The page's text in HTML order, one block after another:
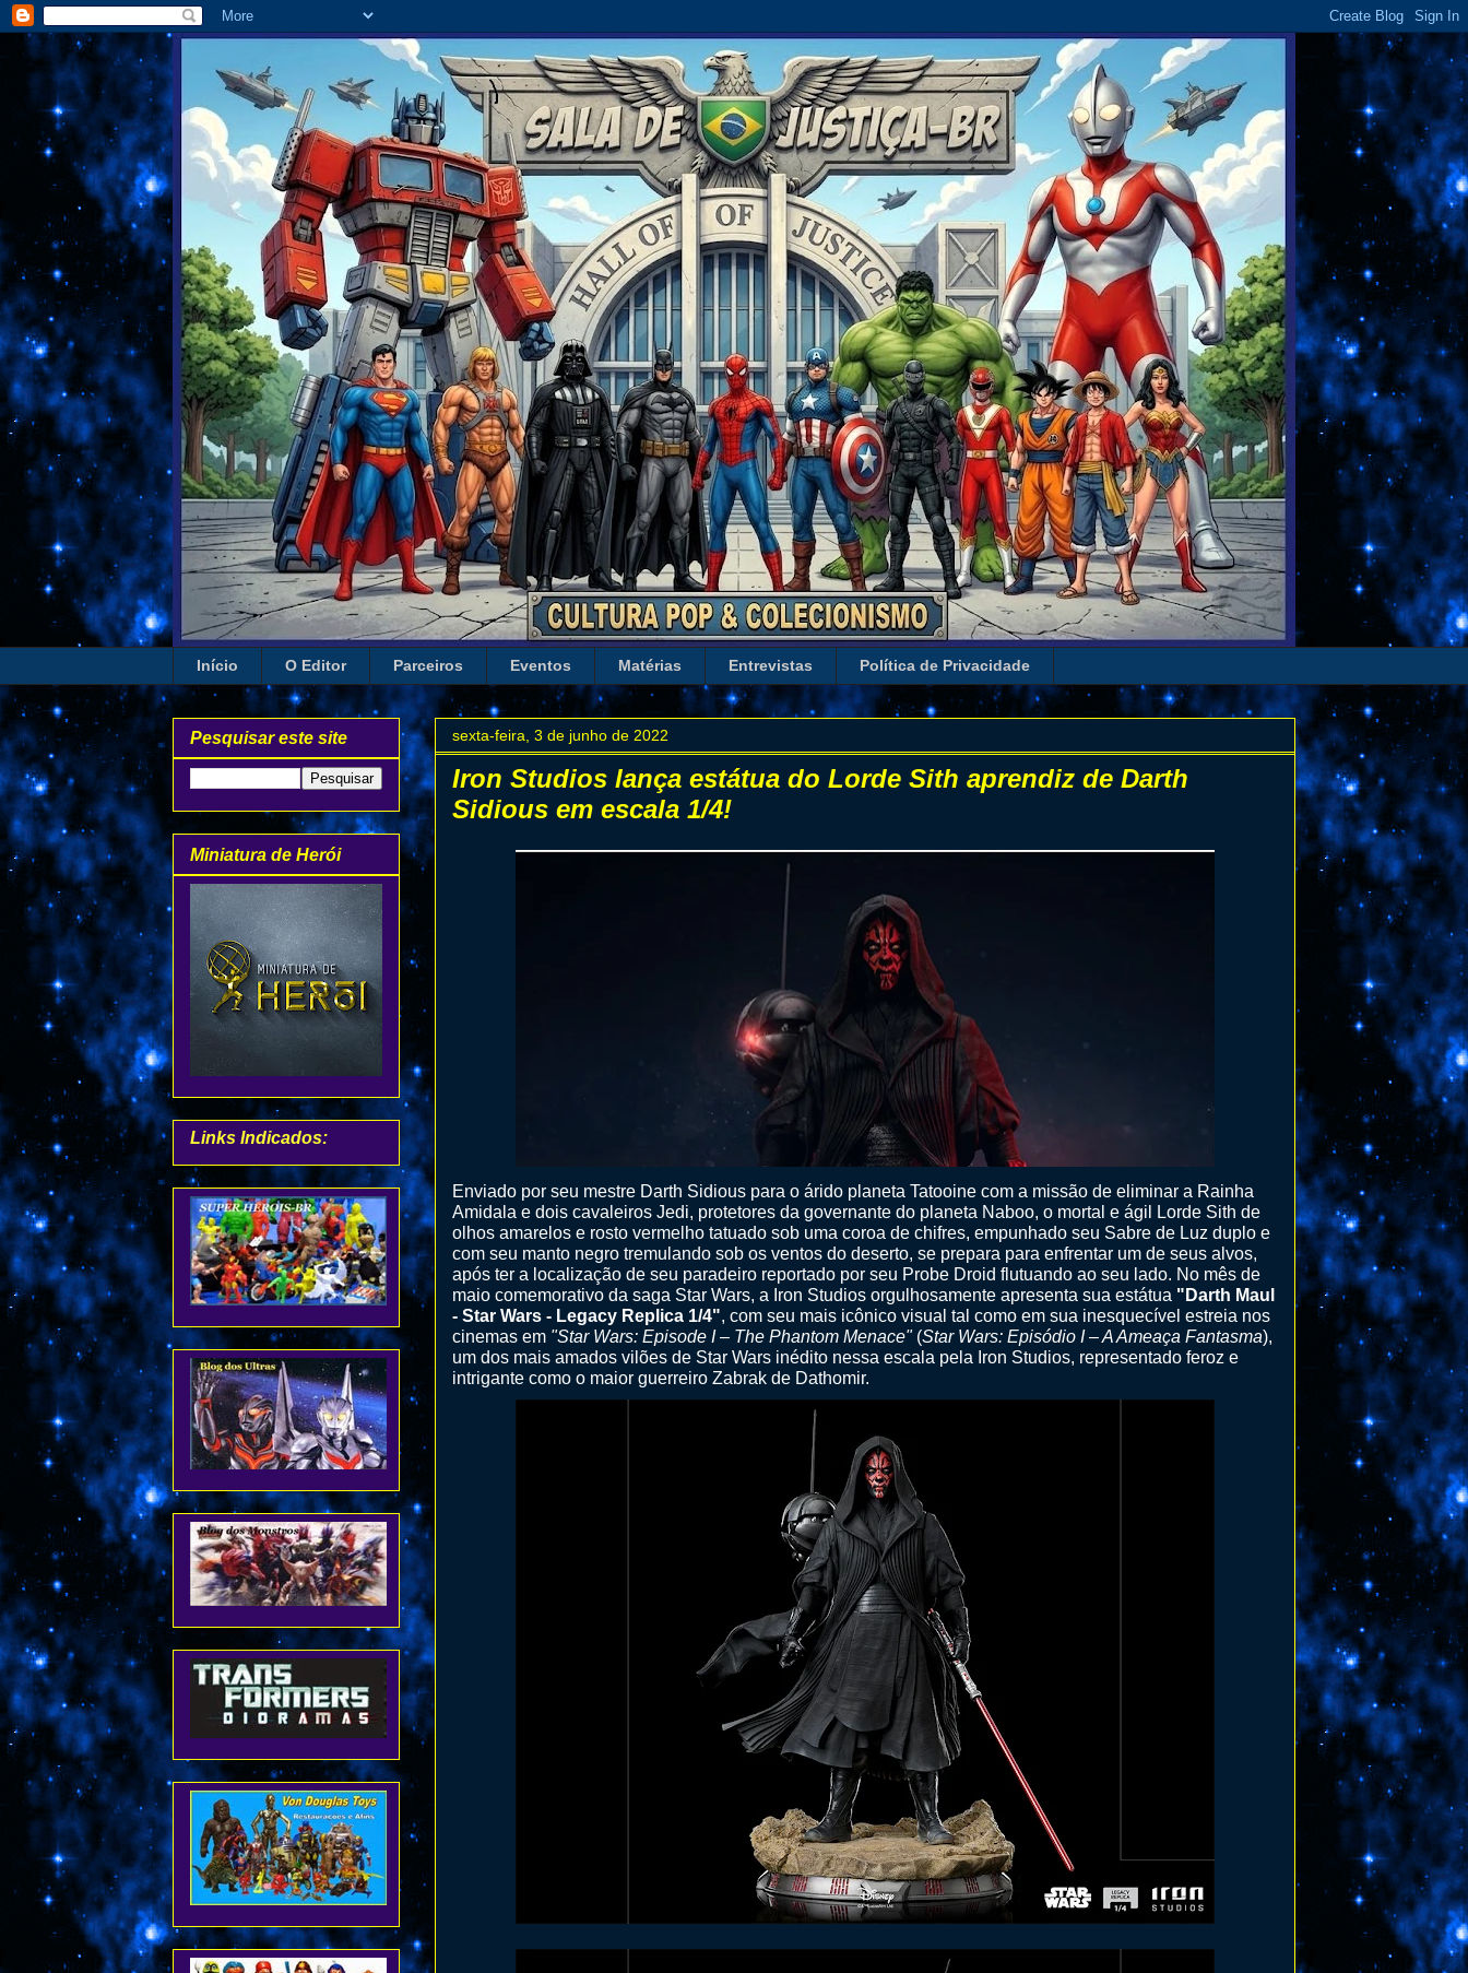
Início O Editor Parceiros Eventos Matérias Entrevistas Política de Privacidade
sexta-feira, 3 de junho de 2022
Iron Studios lança estátua do Lorde Sith aprendiz de Darth
Sidious em escala 1/4!
Enviado por seu mestre Darth Sidious para o árido planeta Tatooine com a missão de eliminar a Rainha
Amidala e dois cavaleiros Jedi, protetores da governante do planeta Naboo, o mortal e ágil Lorde Sith de
olhos amarelos e rosto vermelho tatuado sob uma coroa de chifres, empunhado seu Sabre de Luz duplo e
com seu manto negro tremulando sob os ventos do deserto, se prepara para enfrentar um de seus alvos,
após ter a localização de seu paradeiro reportado por seu Probe Droid flutuando ao seu lado. No mês de
maio comemorativo da saga Star Wars, a Iron Studios orgulhosamente apresenta sua estátua "Darth Maul
- Star Wars - Legacy Replica 1/4", com seu mais icônico visual tal como em sua inesquecível estreia nos
cinemas em "Star Wars: Episode I – The Phantom Menace"(Star Wars: Episódio I – A Ameaça Fantasma),
um dos mais amados vilões de Star Wars inédito nessa escala pela Iron Studios, representado feroz e
intrigante como o maior guerreiro Zabrak de Dathomir.
Pesquisar este site
Miniatura de Herói
Links Indicados: